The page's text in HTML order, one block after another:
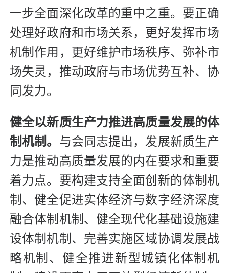
一步全面深化改革的重中之重。要正确
处理好政府和市场关系，更好发挥市场
机制作用，更好维护市场秩序、弥补市
场失灵，推动政府与市场优势互补、协
同发力。
健全以新质生产力推进高质量发展的体
制机制。 与会同志提出，发展新质生产
力是推动高质量发展的内在要求和重要
着力点。要构建支持全面创新的体制机
制、健全促进实体经济与数字经济深度
融合体制机制、健全现代化基础设施建
设体制机制、完善实施区域协调发展战
略机制、健全推进新型城镇化体制机